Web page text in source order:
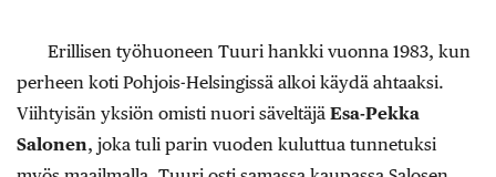
Erillisen työhuoneen Tuuri hankki vuonna 1983, kun
perheen koti Pohjois-Helsingissä alkoi käydä ahtaaksi.
Viihtyisän yksiön omisti nuori säveltäjä Esa-Pekka
Salonen, joka tuli parin vuoden kuluttua tunnetuksi